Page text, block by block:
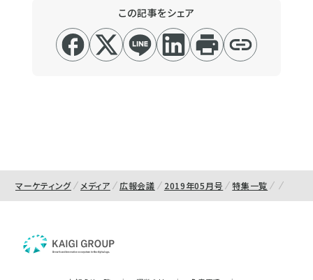
この記事をシェア
マーケティング メディア 広報会議 2019年05月号 特集一覧